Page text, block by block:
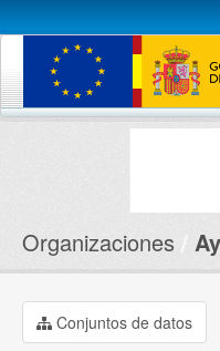
Conjuntos de datos
Organizaciones
Conjuntos de datos